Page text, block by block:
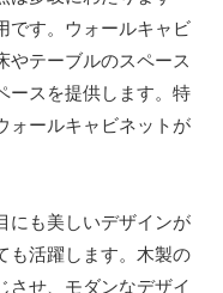
です。ウォールキャビ
やテーブルのスペース
ースを提供します。特
ォールキャビネットが
にも美しいデザインが
も活躍します。木製の
させ、モダンなデザイ